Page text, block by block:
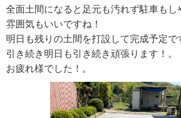
全面土間になると足元も汚れず駐車もし
雰囲気もいいですね！
明日も残りの土間を打設して完成予定で
引き続き明日も引き続き頑張ります！。
お疲れ様でした！。